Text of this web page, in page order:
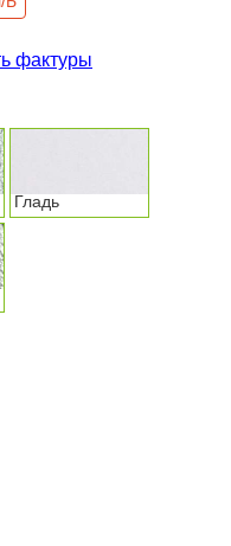
фактуры
Гладь